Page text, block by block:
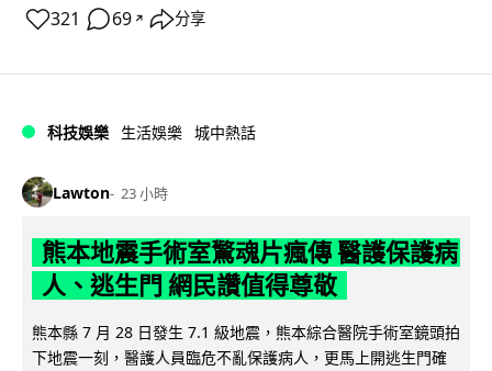
321 69 ↗ 分享
科技娛樂 生活娛樂 城中熱話
Lawton 23 小時
熊本地震手術室驚魂片瘋傳 醫護保護病
人、逃生門 網民讚值得尊敬
熊本縣 7 月 28 日發生 7.1 級地震，熊本綜合醫院手術室鏡頭拍
下地震一刻，醫護人員臨危不亂保護病人，更馬上開逃生門確